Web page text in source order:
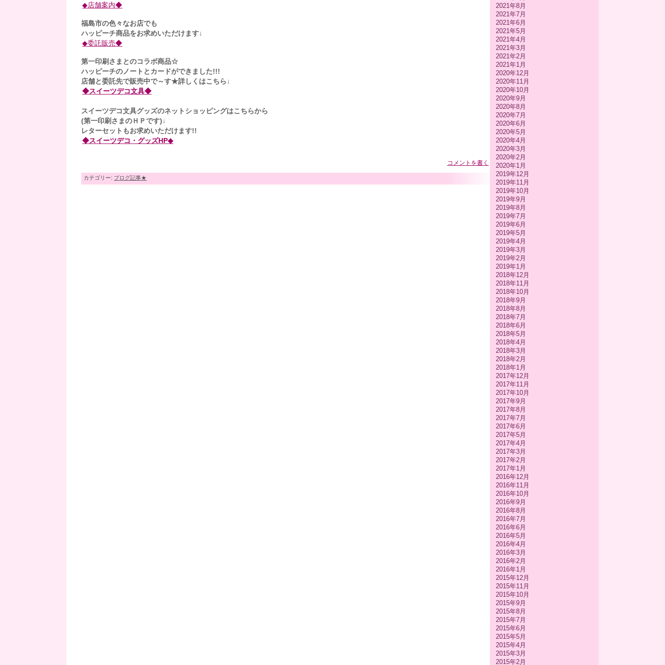
2021年8月
2021年7月
2021年6月
2021年5月
2021年4月
2021年3月
2021年2月
2021年1月
2020年12月
2020年11月
2020年10月
2020年9月
2020年8月
2020年7月
2020年6月
2020年5月
2020年4月
2020年3月
2020年2月
2020年1月
2019年12月
2019年11月
2019年10月
2019年9月
2019年8月
2019年7月
2019年6月
2019年5月
2019年4月
2019年3月
2019年2月
2019年1月
2018年12月
2018年11月
2018年10月
2018年9月
2018年8月
2018年7月
2018年6月
2018年5月
2018年4月
2018年3月
2018年2月
2018年1月
2017年12月
2017年11月
2017年10月
2017年9月
2017年8月
2017年7月
2017年6月
2017年5月
2017年4月
2017年3月
2017年2月
2017年1月
2016年12月
2016年11月
2016年10月
2016年9月
2016年8月
2016年7月
2016年6月
2016年5月
2016年4月
2016年3月
2016年2月
2016年1月
2015年12月
2015年11月
2015年10月
2015年9月
2015年8月
2015年7月
2015年6月
2015年5月
2015年4月
2015年3月
2015年2月
◆店舗案内◆
福島市の色々なお店でも
ハッピーチ商品をお求めいただけます↓
◆委託販売◆
第一印刷さまとのコラボ商品☆
ハッピーチのノートとカードができました!!!
店舗と委託先で販売中で～す★詳しくはこちら↓
◆スイーツデコ文具◆
スイーツデコ文具グッズのネットショッピングはこちらから
(第一印刷さまのＨＰです)↓
レターセットもお求めいただけます!!
◆スイーツデコ・グッズHP◆
コメントを書く
カテゴリー: ブログ記事★